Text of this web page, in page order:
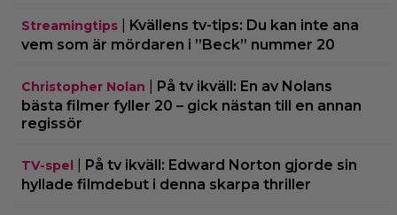
Streamingtips
Kvällens tv-tips: Du kan inte ana
vem som är mördaren i ”Beck” nummer 20
Christopher Nolan
På tv ikväll: En av Nolans
bästa filmer fyller 20 – gick nästan till en annan
regissör
TV-spel
På tv ikväll: Edward Norton gjorde sin
hyllade filmdebut i denna skarpa thriller